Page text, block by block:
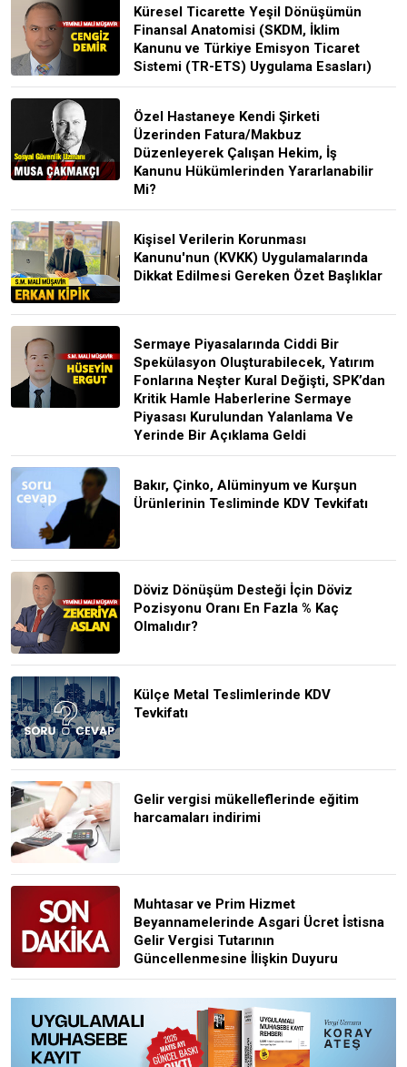
Küresel Ticarette Yeşil Dönüşümün
Finansal Anatomisi (SKDM, İklim
Kanunu ve Türkiye Emisyon Ticaret
Sistemi (TR-ETS) Uygulama Esasları)
Özel Hastaneye Kendi Şirketi
Üzerinden Fatura/Makbuz
Düzenleyerek Çalışan Hekim, İş
Kanunu Hükümlerinden Yararlanabilir
Mi?
Kişisel Verilerin Korunması
Kanunu'nun (KVKK) Uygulamalarında
Dikkat Edilmesi Gereken Özet Başlıklar
Sermaye Piyasalarında Ciddi Bir
Spekülasyon Oluşturabilecek, Yatırım
Fonlarına Neşter Kural Değişti, SPK’dan
Kritik Hamle Haberlerine Sermaye
Piyasası Kurulundan Yalanlama Ve
Yerinde Bir Açıklama Geldi
Bakır, Çinko, Alüminyum ve Kurşun
Ürünlerinin Tesliminde KDV Tevkifatı
Döviz Dönüşüm Desteği İçin Döviz
Pozisyonu Oranı En Fazla % Kaç
Olmalıdır?
Külçe Metal Teslimlerinde KDV
Tevkifatı
Gelir vergisi mükelleflerinde eğitim
harcamaları indirimi
Muhtasar ve Prim Hizmet
Beyannamelerinde Asgari Ücret İstisna
Gelir Vergisi Tutarının
Güncellenmesine İlişkin Duyuru